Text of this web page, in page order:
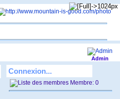
Admin
Connexion...
Membre: 0